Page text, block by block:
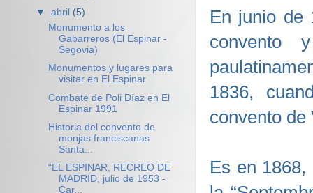
En junio de
convento
1836,
convento
Es en
▼abril (5)
Monumento a los
Gabarreros (El Espinar -
Segovia)
Monumentos y lugares para
visitar en El Espinar
Combate de Poli Díaz en El
Espinar 1991
Historia del convento de
monjas franciscanas
Santa...
“EL ESPINAR, RECREO DE
MADRID, julio de 1953 -
Car...